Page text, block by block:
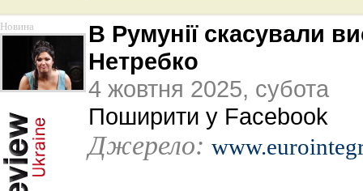
Новина
В Румунії скасували
Нетребко
4 жовтня 2025, субота
Поширити у Facebook
Джерело: